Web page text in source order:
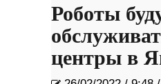
Роботы
центры в